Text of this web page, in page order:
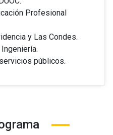
Profesional
y Las Condes.
públicos.